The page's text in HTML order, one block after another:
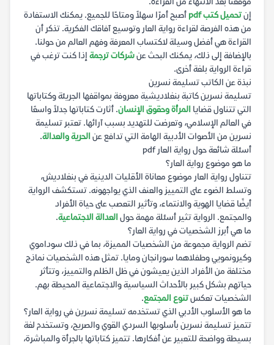
إنتحميل كتب pdf
أصبح أمرًا سهلاً ومتاحًا للجميع. يمكنك الاستفادة
من هذه الفرصة لقراءة رواية العار وتوسيع آفاقك الفكرية. تذكر أن
القراءة هي أفضل وسيلة لاكتساب المعرفة وفهم العالم من حولنا.
بالإضافة إلى ذلك، يمكنك البحث عنشركات ترجمة إذا كنت ترغب في
قراءة الرواية بلغة أخرى.
نبذة عن الكاتب تسليمة نسرين
تسليمة نسرين كاتبة بنغلاديشية معروفة بمواقفها الجريئة وكتاباتها
التي تتناول قضايا المرأة وحقوق الإنسان. أثارت كتاباتها جدلاً واسعًا
في العالم الإسلامي، وتعرضت للتهديد بسبب آرائها. تعتبر تسليمة
نسرين من الأصوات الأدبية الهامة التي تدافع عنالحرية والعدالة.
أسئلة شائعة حول رواية العار pdf
ما هو موضوع رواية العار؟
تتناول رواية العار موضوع معاناة الأقليات الدينية في بنغلاديش،
وتسلط الضوء على التمييز والعنف الذي يواجهونه. تستكشف الرواية
أيضًا قضايا الهوية والانتماء، وتأثير التعصب على حياة الأفراد
والمجتمع. الرواية تثير أسئلة مهمة حولالعدالة الاجتماعية.
ما هي أبرز الشخصيات في رواية العار؟
تضم الرواية مجموعة من الشخصيات المميزة، بما في ذلك سوداموي
وكيرونمويي وطفلاهما سورانجان ومايا. تمثل هذه الشخصيات نماذج
مختلفة من الأفراد الذين يعيشون في ظل الظلم والتمييز، وتتأثر
حياتهم بشكل كبير بالأحداث السياسية والاجتماعية المحيطة بهم.
الشخصيات تعكستنوع المجتمع.
ما هو الأسلوب الأدبي الذي تستخدمه تسليمة نسرين في رواية العار؟
تتميز تسليمة نسرين بأسلوبها السردي القوي والصريح، وتستخدم لغة
بسيطة وواضحة للتعبير عن أفكارها. تتميز كتاباتها بالجرأة والمباشرة،